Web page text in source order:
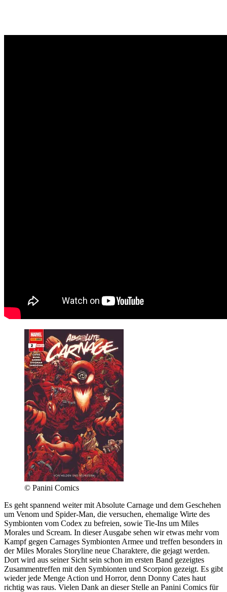
© Panini Comics
Es geht spannend weiter mit Absolute Carnage und dem Geschehen
um Venom und Spider-Man, die versuchen, ehemalige Wirte des
Symbionten vom Codex zu befreien, sowie Tie-Ins um Miles
Morales und Scream. In dieser Ausgabe sehen wir etwas mehr vom
Kampf gegen Carnages Symbionten Armee und treffen besonders in
der Miles Morales Storyline neue Charaktere, die gejagt werden.
Dort wird aus seiner Sicht sein schon im ersten Band gezeigtes
Zusammentreffen mit den Symbionten und Scorpion gezeigt. Es gibt
wieder jede Menge Action und Horror, denn Donny Cates haut
richtig was raus. Vielen Dank an dieser Stelle an Panini Comics für